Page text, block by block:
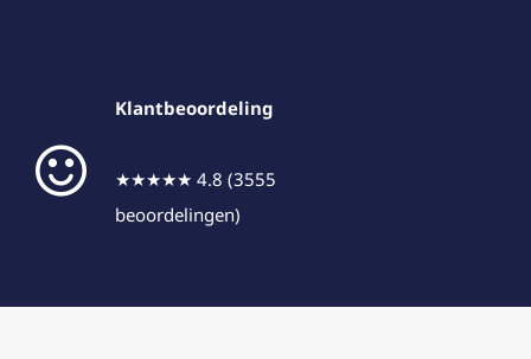
Klantbeoordeling
★★★★★ 4.8 (3555
beoordelingen)